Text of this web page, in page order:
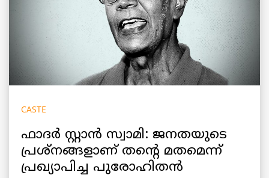
CASTE
ഫാദർ സ്റ്റാൻ സ്വാമി: ജനതയുടെ
പ്രശ്നങ്ങളാണ് തന്റെ മതമെന്ന്
പ്രഖ്യാപിച്ച പുരോഹിതൻ